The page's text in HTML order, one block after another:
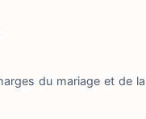
du mariage et de la